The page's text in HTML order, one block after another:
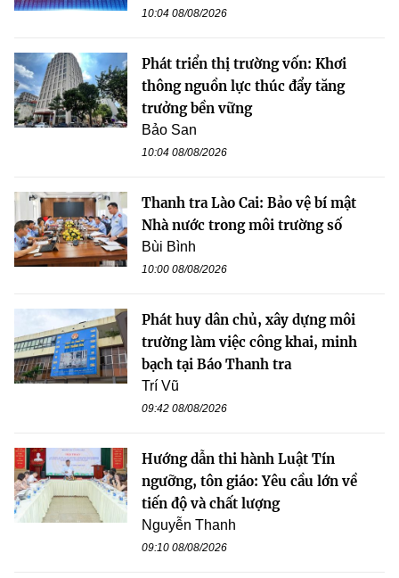
10:04 08/08/2026
Phát triển thị trường vốn: Khơi
thông nguồn lực thúc đẩy tăng
trưởng bền vững
Bảo San
10:04 08/08/2026
Thanh tra Lào Cai: Bảo vệ bí mật
Nhà nước trong môi trường số
Bùi Bình
10:00 08/08/2026
Phát huy dân chủ, xây dựng môi
trường làm việc công khai, minh
bạch tại Báo Thanh tra
Trí Vũ
09:42 08/08/2026
Hướng dẫn thi hành Luật Tín
ngưỡng, tôn giáo: Yêu cầu lớn về
tiến độ và chất lượng
Nguyễn Thanh
09:10 08/08/2026